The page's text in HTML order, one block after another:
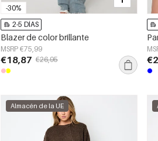
-30%
2-5 DÍAS
Blazer de color brillante
MSRP €75,99
€18,87 €26,95
Almacén de la UE